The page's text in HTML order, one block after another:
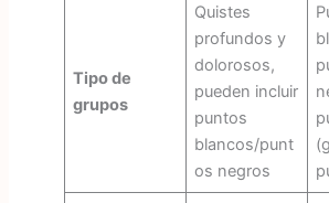
Tipo de
grupos
Quistes
profundos y
dolorosos,
pueden incluir
puntos
blancos/punt
os negros